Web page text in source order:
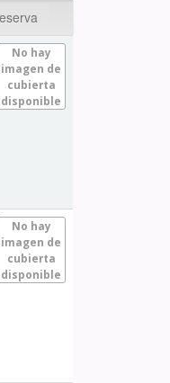
No hay
imagen de
cubierta
disponible
No hay
imagen de
cubierta
disponible